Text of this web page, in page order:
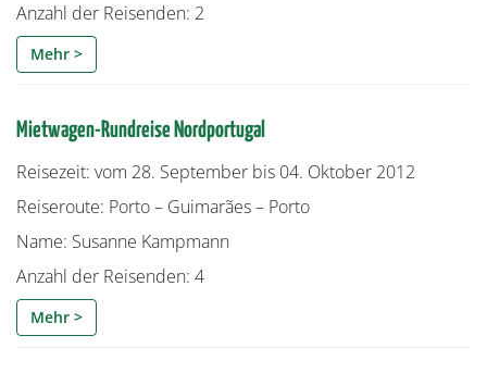
Anzahl der Reisenden: 2
Mehr >
Mietwagen-Rundreise Nordportugal
Reisezeit: vom 28. September bis 04. Oktober 2012
Reiseroute: Porto – Guimarães – Porto
Name: Susanne Kampmann
Anzahl der Reisenden: 4
Mehr >